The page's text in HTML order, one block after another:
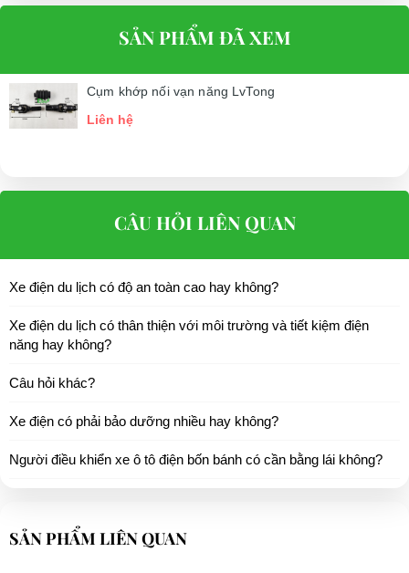
SẢN PHẨM ĐÃ XEM
Cụm khớp nối vạn năng LvTong
Liên hệ
CÂU HỎI LIÊN QUAN
Xe điện du lịch có độ an toàn cao hay không?
Xe điện du lịch có thân thiện với môi trường và tiết kiệm điện
năng hay không?
Câu hỏi khác?
Xe điện có phải bảo dưỡng nhiều hay không?
Người điều khiển xe ô tô điện bốn bánh có cần bằng lái không?
SẢN PHẨM LIÊN QUAN